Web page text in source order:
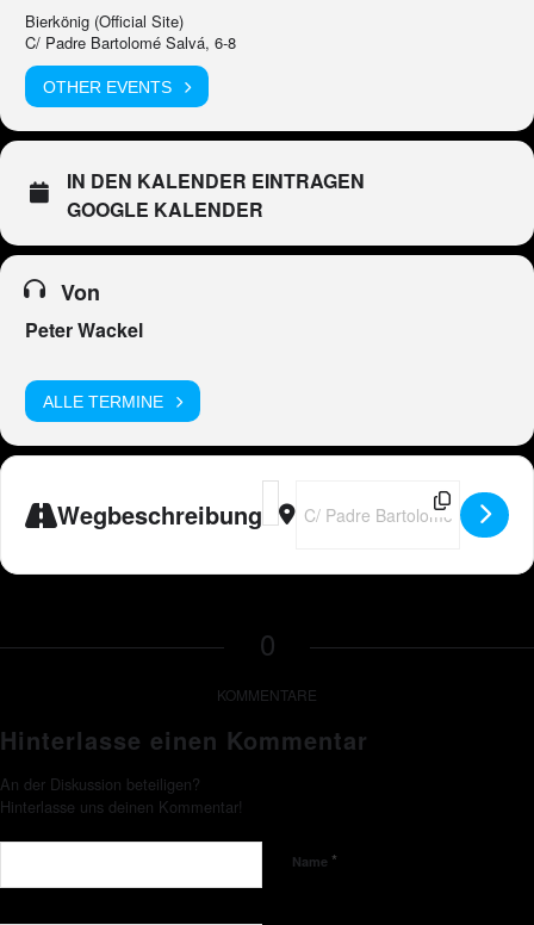
Bierkönig (Official Site)
C/ Padre Bartolomé Salvá, 6-8
OTHER EVENTS
IN DEN KALENDER EINTRAGEN
GOOGLE KALENDER
Von
Peter Wackel
ALLE TERMINE
Wegbeschreibung
Address - 🇪🇸 Peter Wackel LIVE
Destination Address - 🇪🇸
0
KOMMENTARE
Hinterlasse einen Kommentar
An der Diskussion beteiligen?
Hinterlasse uns deinen Kommentar!
Name *